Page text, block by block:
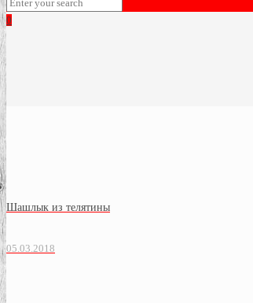
0
Шашлык из телятины
05.03.2018